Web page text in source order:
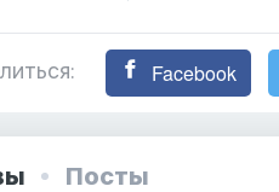
Facebook
Посты